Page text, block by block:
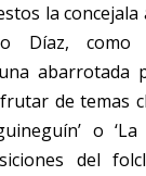
la concejala
Díaz,
abarrotada
de temas
o ‘La
del